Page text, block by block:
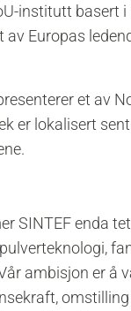
institutt basert
av Europas
et av
er lokalisert
SINTEF enda
ambisjon er